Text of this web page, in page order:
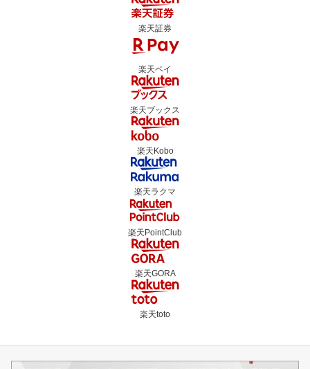
楽天証券
楽天ペイ
楽天ブックス
楽天Kobo
楽天ラクマ
楽天PointClub
楽天GORA
楽天toto